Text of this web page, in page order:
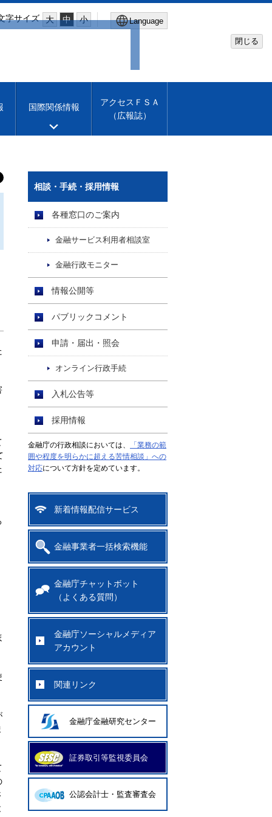
字サイズ 大 中 小 Language
Machine translation
閉じる
国際関係情報
アクセスＦＳＡ
（広報誌）
相談・手続・採用情報
各種窓口のご案内
金融サービス利用者相談室
金融行政モニター
情報公開等
パブリックコメント
申請・届出・照会
オンライン行政手続
入札公告等
採用情報
金融庁の行政相談においては、
「業務の範
囲や程度を明らかに超える苦情相談」への
対応について方針を定めています。
新着情報配信サービス
金融事業者一括検索機能
金融庁チャットボット
（よくある質問）
金融庁ソーシャルメディア
アカウント
関連リンク
金融庁金融研究センター
証券取引等監視委員会
公認会計士・監査審査会